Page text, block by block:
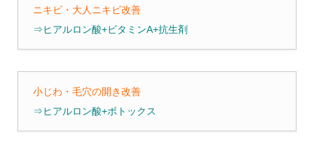
ニキビ・大人ニキビ改善
⇒ヒアルロン酸+ビタミンA+抗生剤
小じわ・毛穴の開き改善
⇒ヒアルロン酸+ボトックス